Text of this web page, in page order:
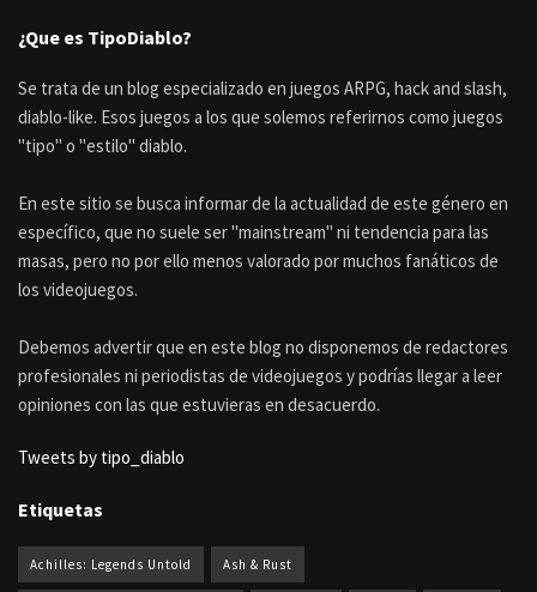
¿Que es TipoDiablo?
Se trata de un blog especializado en juegos ARPG, hack and slash,
diablo-like. Esos juegos a los que solemos referirnos como juegos
"tipo" o "estilo" diablo.
En este sitio se busca informar de la actualidad de este género en
específico, que no suele ser "mainstream" ni tendencia para las
masas, pero no por ello menos valorado por muchos fanáticos de
los videojuegos.
Debemos advertir que en este blog no disponemos de redactores
profesionales ni periodistas de videojuegos y podrías llegar a leer
opiniones con las que estuvieras en desacuerdo.
Tweets by tipo_diablo
Etiquetas
Achilles: Legends Untold Ash & Rust